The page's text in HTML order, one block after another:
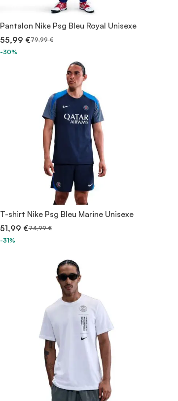
Pantalon Nike Psg Bleu Royal Unisexe
55,99 €79,99 €
-30%
T-shirt Nike Psg Bleu Marine Unisexe
51,99 €74,99 €
-31%